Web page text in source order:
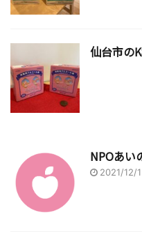
仙台市の
NPOあい
2021/12/1